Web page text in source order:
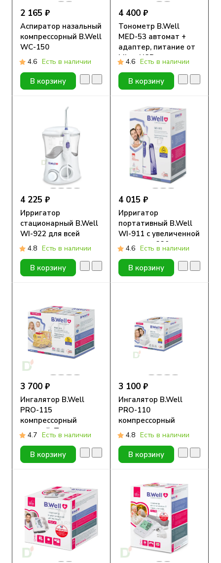
2 165 ₽
Аспиратор назальный
компрессорный B.Well
WС-150
4.6 Есть в наличии
В корзину
4 400 ₽
Тонометр B.Well
MED-53 автомат +
адаптер, питание от
Micro USB, манжета
M-L (22-42см)
4.6 Есть в наличии
В корзину
4 225 ₽
Ирригатор
стационарный B.Well
WI-922 для всей
семьи
4.8 Есть в наличии
В корзину
4 015 ₽
Ирригатор
портативный B.Well
WI-911 с увеличенной
емкостью 330 мл
4.6 Есть в наличии
В корзину
3 700 ₽
Ингалятор B.Well
PRO-115
компрессорный
детский, Паровозик
4.7 Есть в наличии
В корзину
3 100 ₽
Ингалятор B.Well
PRO-110
компрессорный
4.8 Есть в наличии
В корзину